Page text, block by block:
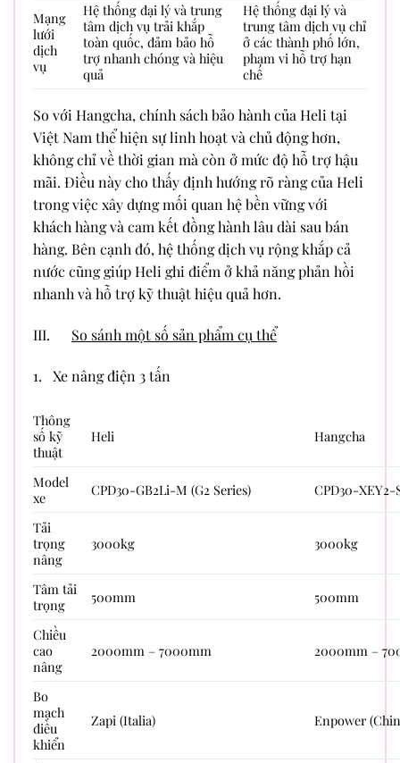
Mạng
lưới
dịch
vụ
Hệ thống đại lý và trung
tâm dịch vụ trải khắp
toàn quốc, đảm bảo hỗ
trợ nhanh chóng và hiệu
quả
Hệ thống đại lý và
trung tâm dịch vụ chỉ
ở các thành phố lớn,
phạm vi hỗ trợ hạn
chế
So với Hangcha, chính sách bảo hành của Heli tại
Việt Nam thể hiện sự linh hoạt và chủ động hơn,
không chỉ về thời gian mà còn ở mức độ hỗ trợ hậu
mãi. Điều này cho thấy định hướng rõ ràng của Heli
trong việc xây dựng mối quan hệ bền vững với
khách hàng và cam kết đồng hành lâu dài sau bán
hàng. Bên cạnh đó, hệ thống dịch vụ rộng khắp cả
nước cũng giúp Heli ghi điểm ở khả năng phản hồi
nhanh và hỗ trợ kỹ thuật hiệu quả hơn.
III. So sánh một số sản phẩm cụ thể
1. Xe nâng điện 3 tấn
Thông
số kỹ
thuật
Heli Hangcha
Model
xe
CPD30-GB2Li-M (G2 Series) CPD30-XEY2-
Tải
trọng
nâng
3000kg 3000kg
Tâm tải
trọng
500mm 500mm
Chiều
cao
nâng
2000mm – 7000mm 2000mm –
Bo
mạch
điều
khiển
Zapi (Italia) Enpower